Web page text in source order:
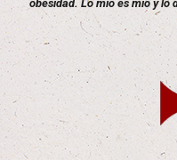
obesidad. Lo mío es mío y lo